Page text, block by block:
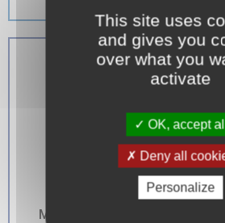
MANAGEMENT
This site uses
and gives you
over what you
activate
OK, accept all
Deny all
Personalize